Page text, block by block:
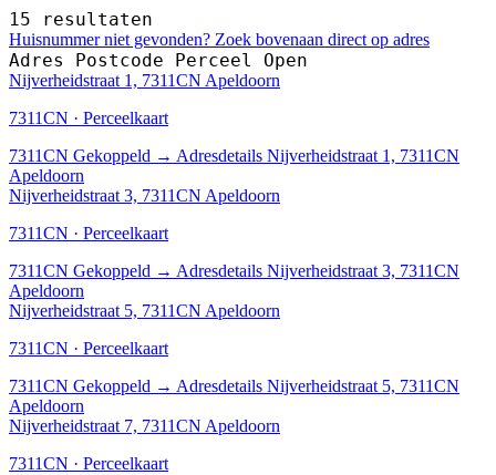
15 resultaten
Huisnummer niet gevonden? Zoek bovenaan direct op adres
Adres Postcode Perceel Open
Nijverheidstraat 1, 7311CN Apeldoorn
7311CN · Perceelkaart
7311CN Gekoppeld → Adresdetails Nijverheidstraat 1, 7311CN
Apeldoorn
Nijverheidstraat 3, 7311CN Apeldoorn
7311CN · Perceelkaart
7311CN Gekoppeld → Adresdetails Nijverheidstraat 3, 7311CN
Apeldoorn
Nijverheidstraat 5, 7311CN Apeldoorn
7311CN · Perceelkaart
7311CN Gekoppeld → Adresdetails Nijverheidstraat 5, 7311CN
Apeldoorn
Nijverheidstraat 7, 7311CN Apeldoorn
7311CN · Perceelkaart